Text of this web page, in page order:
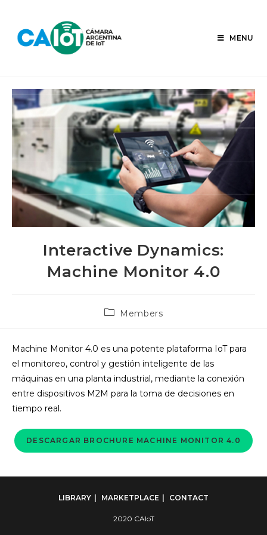
content
MENU
Interactive Dynamics:
Machine Monitor 4.0
PostMembers
Machine Monitor 4.0 es una potente plataforma IoT para
el monitoreo, control y gestión inteligente de las
máquinas en una planta industrial, mediante la conexión
entre dispositivos M2M para la toma de decisiones en
tiempo real.
DESCARGAR BROCHURE MACHINE MONITOR 4.0
LIBRARY MARKETPLACE CONTACT
2020 CAIoT